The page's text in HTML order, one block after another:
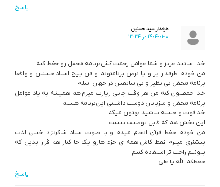
پاسخ
طرفدار سید حسنین
1404-01-10 در 13:34
خدا اساتید عزیز و شما عوامل زحمت کش‌برنامه محفل رو حفظ کنه
من خودم طرفدار پر و پا قرص برنامتونم و فن پیج استاد حسنین و واقعا
برنامه محفل بی‌ نظیر و بی سابقس در جهان اسلام
خدا حفظتون کنه من هر وقت جایی زیارت میرم هم همیشه به یاد عوامل
برنامه محفل و میزبانان دوست داشتنی این‌برنامه هستم
خداقوت و خسته نباشید بهتون میگم
این بخش هم که قابل توصیف نیست
من خودم حفظ قرآن انجام میدم و با صوت استاد شاکرنژاد خیلی لذت
بیشتری میبرم فقط کاش همه ی جزء هارو یک جا کنار هم قرار بدین که
بتونیم راحت تر استفاده کنیم
حفظکم الله یا علی
پاسخ